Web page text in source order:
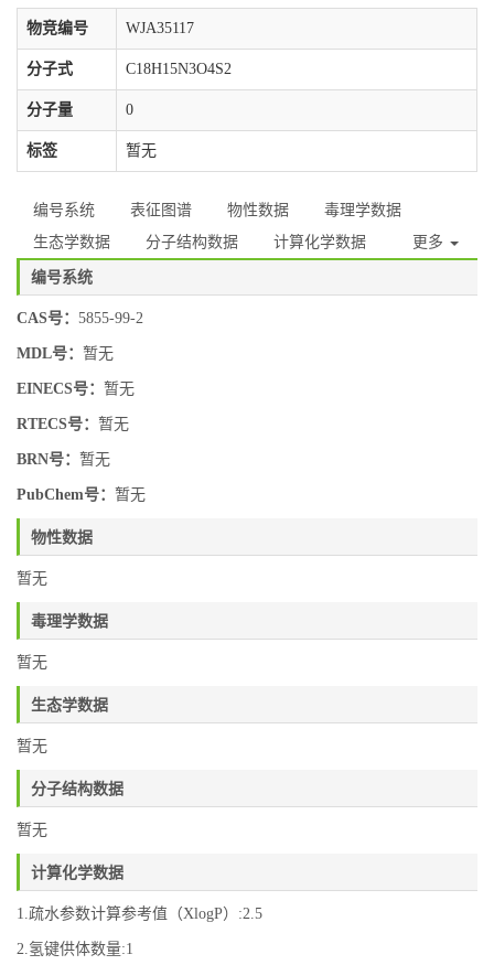
物竞编号 WJA35117
分子式 C18H15N3O4S2
分子量 0
标签 暂无
编号系统 表征图谱 物性数据
毒理学数据
生态学数据
分子结构数据 计算化学数据 更多
编号系统
CAS号： 5855-99-2
MDL号： 暂无
EINECS号： 暂无
RTECS号： 暂无
BRN号： 暂无
PubChem号： 暂无
物性数据
暂无
毒理学数据
暂无
生态学数据
暂无
分子结构数据
暂无
计算化学数据
1.疏水参数计算参考值（XlogP）:2.5
2.氢键供体数量:1